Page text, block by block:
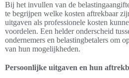
Bij het invullen van de
te begrijpen welke kosten aftrekbaar
uitgaven als professionele kosten
voordelen. Een helder onderscheid
ondernemers en belastingbetalers om
van hun mogelijkheden.
Persoonlijke uitgaven en hun